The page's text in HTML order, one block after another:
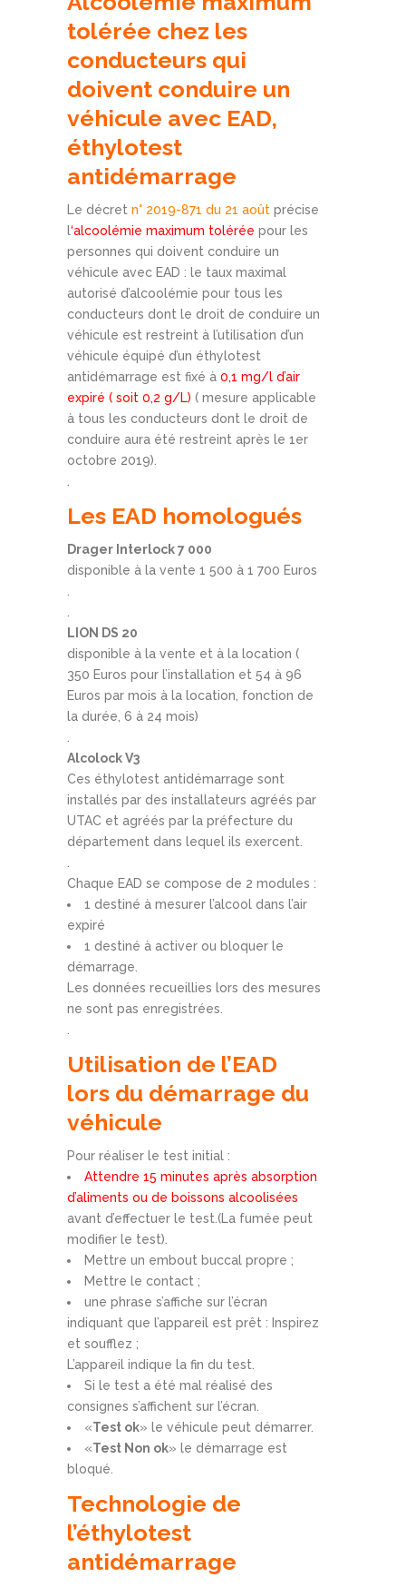
tolérée chez les
conducteurs qui
doivent conduire un
véhicule avec EAD,
éthylotest
antidémarrage
Le décret n° 2019-871 du 21 août précise
l‘alcoolémie maximum tolérée pour les
personnes qui doivent conduire un
véhicule avec EAD : le taux maximal
autorisé d’alcoolémie pour tous les
conducteurs dont le droit de conduire un
véhicule est restreint à l’utilisation d’un
véhicule équipé d’un éthylotest
antidémarrage est fixé à 0,1 mg/l d’air
expiré ( soit 0,2 g/L) ( mesure applicable
à tous les conducteurs dont le droit de
conduire aura été restreint après le 1er
octobre 2019).
.
Les EAD homologués
Drager Interlock 7 000
disponible à la vente 1 500 à 1 700 Euros
.
.
LION DS 20
disponible à la vente et à la location (
350 Euros pour l’installation et 54 à 96
Euros par mois à la location, fonction de
la durée, 6 à 24 mois)
.
Alcolock V3
Ces éthylotest antidémarrage sont
installés par des installateurs agréés par
UTAC et agréés par la préfecture du
département dans lequel ils exercent.
.
Chaque EAD se compose de 2 modules :
1 destiné à mesurer l’alcool dans l’air
expiré
1 destiné à activer ou bloquer le
démarrage.
Les données recueillies lors des mesures
ne sont pas enregistrées.
.
Utilisation de l’EAD
lors du démarrage du
véhicule
Pour réaliser le test initial :
Attendre 15 minutes après absorption
d’aliments ou de boissons alcoolisées
avant d’effectuer le test.(La fumée peut
modifier le test).
Mettre un embout buccal propre ;
Mettre le contact ;
une phrase s’affiche sur l’écran
indiquant que l’appareil est prêt : Inspirez
et soufflez ;
L’appareil indique la fin du test.
Si le test a été mal réalisé des
consignes s’affichent sur l’écran.
«Test ok» le véhicule peut démarrer.
«Test Non ok» le démarrage est
bloqué.
Technologie de
l’éthylotest
antidémarrage